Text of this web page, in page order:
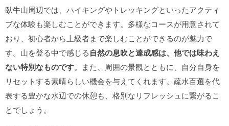
臥牛山周辺では、ハイキングやトレッキングといったアクティ
ブな体験も楽しむことができます。多様なコースが用意されて
おり、初心者から上級者まで楽しむことができるのが魅力で
す。山を登る中で感じる自然の息吹と達成感は、他では味わえ
ない特別なものです。また、周囲の景観とともに、自分自身を
リセットする素晴らしい機会を与えてくれます。疏水百選を代
表する豊かな水辺での休憩も、格別なリフレッシュに繋がるこ
とでしょう。